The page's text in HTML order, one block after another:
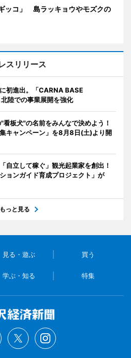
ッコ」 島ラッキョウやモズクの
スリリース
初進出。「CARNA BASE
陸での事業展開を強化
板犬"の名前をみんなで決めよう！
キャンペーン」を8月8日(土)より開
自立して稼ぐ」観光起業家を創出！
ョンガイド育成プロジェクト」が
もっと見る
見る・遊ぶ 買う
学ぶ・知る 特集